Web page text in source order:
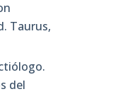
Taurus,
del